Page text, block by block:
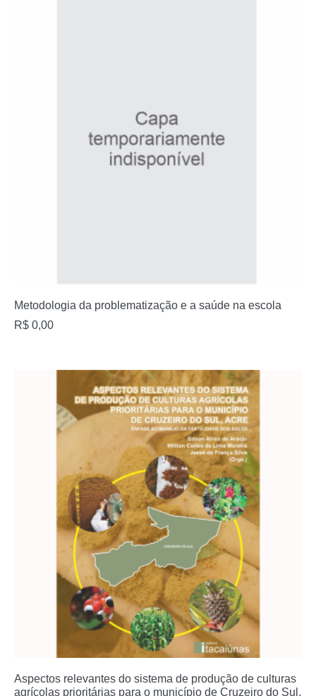
Metodologia da problematização e a saúde na escola
R$ 0,00
Aspectos relevantes do sistema de produção de culturas
agrícolas prioritárias para o município de Cruzeiro do Sul,